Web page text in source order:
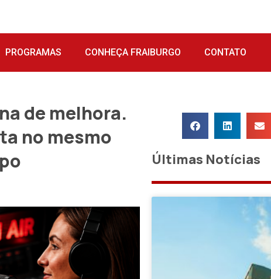
PROGRAMAS CONHEÇA FRAIBURGO CONTATO
de melhora.
no mesmo
Últimas Notícias